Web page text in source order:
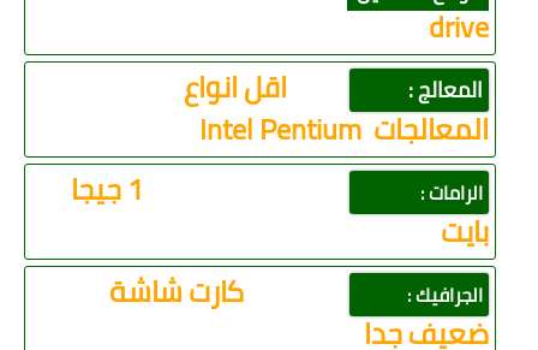
drive
المعالج : اقل انواع
المعالجاتIntel Pentium
الرامات : 1 جيجا
بايت
الجرافيك : كارت شاشة
ضعيف جدا